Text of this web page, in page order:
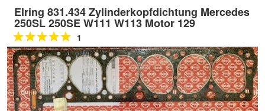
Elring 831.434 Zylinderkopfdichtung Mercedes
250SL 250SE W111 W113 Motor 129
1